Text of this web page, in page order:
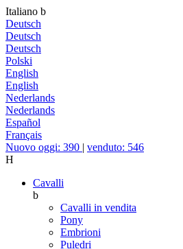
Italiano b
Deutsch
Deutsch
Deutsch
Polski
English
English
Nederlands
Nederlands
Español
Français
Nuovo oggi: 390 | venduto: 546
H
Cavalli
b
Cavalli in vendita
Pony
Embrioni
Puledri